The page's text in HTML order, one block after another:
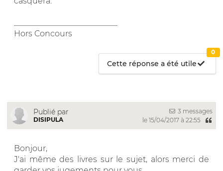
Hors Concours
Cette réponse a été utile
0
Publié par
DISIPULA
3 messages
le 15/04/2017 à 22:55
Bonjour,
J'ai même des livres sur le sujet, alors merci de